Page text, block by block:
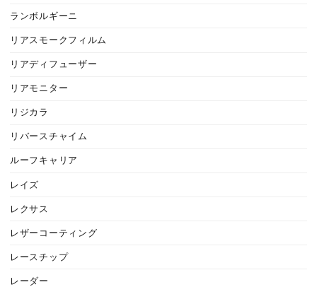
ランボルギーニ
リアスモークフィルム
リアディフューザー
リアモニター
リジカラ
リバースチャイム
ルーフキャリア
レイズ
レクサス
レザーコーティング
レースチップ
レーダー